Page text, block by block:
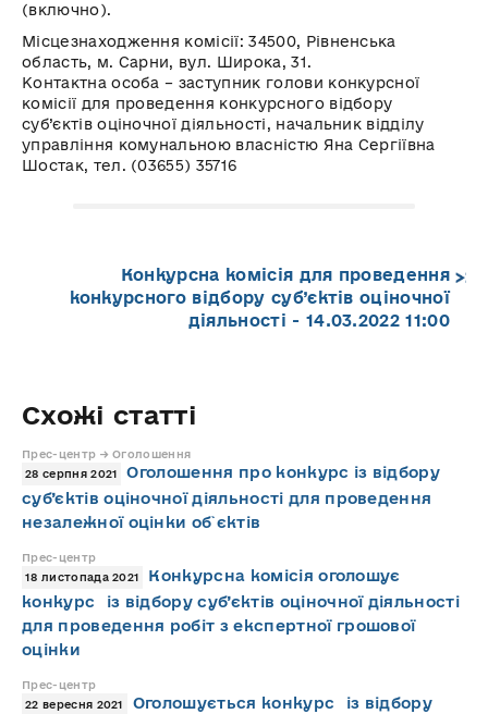
(включно).
Місцезнаходження комісії: 34500, Рівненська
область, м. Сарни, вул. Широка, 31.
Контактна особа – заступник голови конкурсної
комісії для проведення конкурсного відбору
суб’єктів оціночної діяльності, начальник відділу
управління комунальною власністю Яна Сергіївна
Шостак, тел. (03655) 35716
Конкурсна комісія для проведення
конкурсного відбору суб’єктів оціночної
діяльності - 14.03.2022 11:00
Схожі статті
Прес-центр → Оголошення
28 серпня 2021
Оголошення про конкурс із відбору
суб’єктів оціночної діяльності для проведення
незалежної оцінки об`єктів
Прес-центр
18 листопада 2021
Конкурсна комісія оголошує
конкурс із відбору суб’єктів оціночної діяльності
для проведення робіт з експертної грошової
оцінки
Прес-центр
22 вересня 2021
Оголошується конкурс із відбору